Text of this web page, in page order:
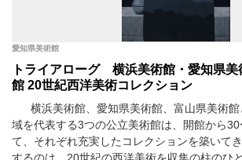
愛知県美術館
トライアローグ 横浜美術館・愛知県美
館 20世紀西洋美術コレクション
横浜美術館、愛知県美術館、富山県美術館
域を代表する3つの公立美術館は、開館から
て、それぞれ充実したコレクションを築いて